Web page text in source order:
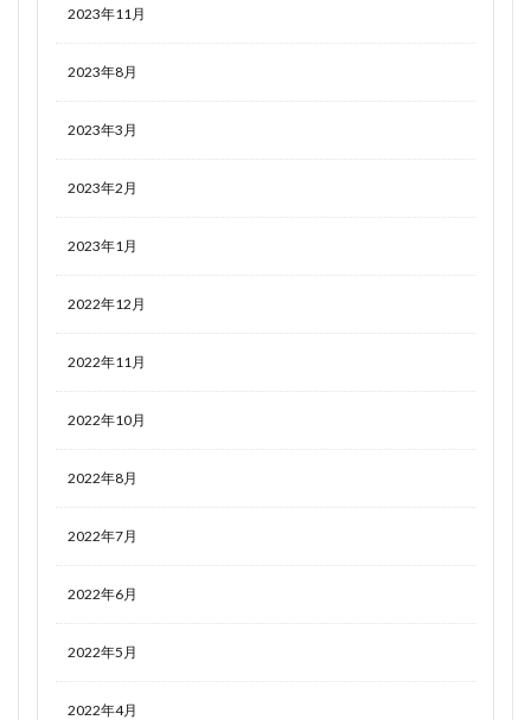
2023年11月
2023年8月
2023年3月
2023年2月
2023年1月
2022年12月
2022年11月
2022年10月
2022年8月
2022年7月
2022年6月
2022年5月
2022年4月